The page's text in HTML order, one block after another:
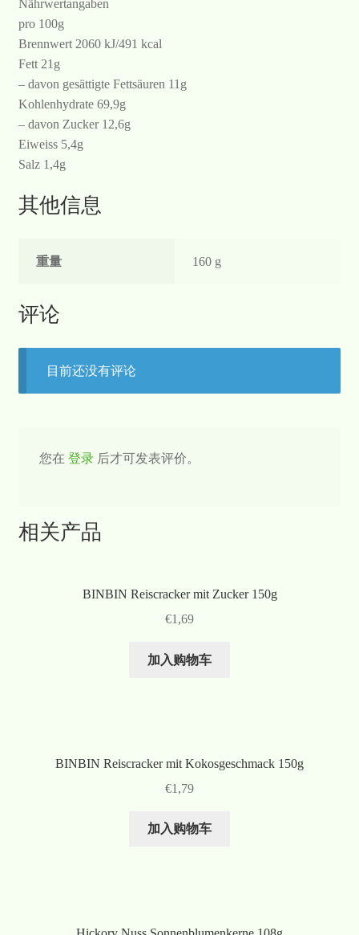
Nährwertangaben
pro 100g
Brennwert 2060 kJ/491 kcal
Fett 21g
– davon gesättigte Fettsäuren 11g
Kohlenhydrate 69,9g
– davon Zucker 12,6g
Eiweiss 5,4g
Salz 1,4g
其他信息
重量 160 g
评论
目前还没有评论
您在 登录后才可发表评价。
相关产品
BINBIN Reiscracker mit Zucker 150g
€1,69
加入购物车
BINBIN Reiscracker mit Kokosgeschmack 150g
€1,79
加入购物车